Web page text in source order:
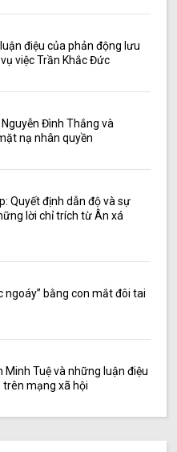
điệu của phản động lưu
việc Trần Khắc Đức
Đình Thắng và
nạ nhân quyền
Quyết định dẫn độ và sự
lời chỉ trích từ Ân xá
ngoáy” bằng con mắt đôi tai
Minh Tuệ và những luận điệu
trên mạng xã hội